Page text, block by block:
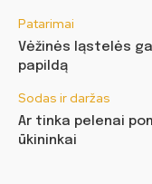
Patarimai
Vėžinės ląstelės
papildą
Sodas ir daržas
Ar tinka pelenai
ūkininkai